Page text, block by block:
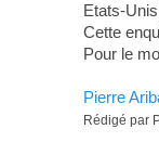
Etats-
Cette
Pour le
Pierre
Rédigé par